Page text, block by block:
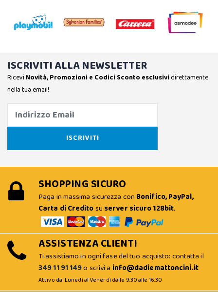
ISCRIVITI ALLA NEWSLETTER
Ricevi Novità, Promozioni e Codici Sconto esclusividirettamente
nella tua email!
SHOPPING SICURO
Paga in massima sicurezza con Bonifico, PayPal,
Carta di Creditosu server sicuro 128bit.
ASSISTENZA CLIENTI
Ti assistiamo in ogni fase del tuo acquisto: contatta il
349 11 91 149o scrivi a info@dadiemattoncini.it
Attivo dal Lunedì al Venerdì dalle 9:30 alle 16:30